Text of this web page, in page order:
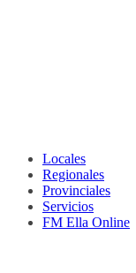
Locales
Regionales
Provinciales
Servicios
FM Ella Online